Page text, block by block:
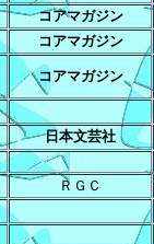
コアマガジン
コアマガジン
コアマガジン
日本文芸社
ＲＧＣ